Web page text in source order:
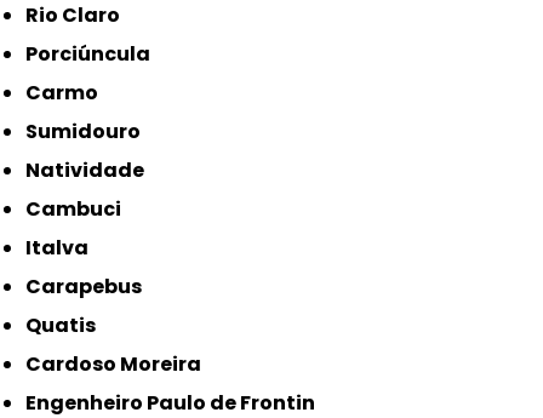
Rio Claro
Porciúncula
Carmo
Sumidouro
Natividade
Cambuci
Italva
Carapebus
Quatis
Cardoso Moreira
Engenheiro Paulo de Frontin